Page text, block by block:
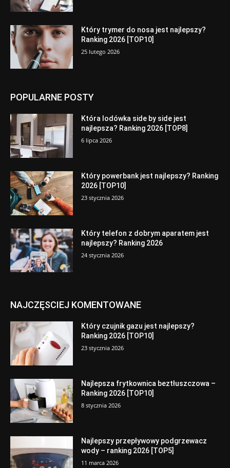
Który trymer do nosa jest najlepszy?
Ranking 2026 [TOP10]
25 lutego 2026
POPULARNE POSTY
Która lodówka side by side jest
najlepsza? Ranking 2026 [TOP8]
6 lipca 2026
Który powerbank jest najlepszy? Ranking
2026 [TOP10]
23 stycznia 2026
Który telefon z dobrym aparatem jest
najlepszy? Ranking 2026
24 stycznia 2026
NAJCZĘSCIEJ KOMENTOWANE
Który czujnik gazu jest najlepszy?
Ranking 2026 [TOP10]
23 stycznia 2026
Najlepsza frytkownica beztłuszczowa –
Ranking 2026 [TOP10]
8 stycznia 2026
Najlepszy przepływowy podgrzewacz
wody – ranking 2026 [TOP5]
11 marca 2026